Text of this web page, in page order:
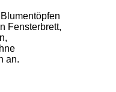
Fensterbrett,
an.